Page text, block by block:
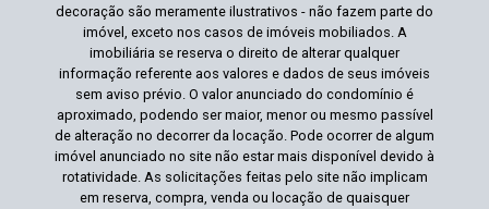
decoração são meramente ilustrativos - não fazem parte do
imóvel, exceto nos casos de imóveis mobiliados. A
imobiliária se reserva o direito de alterar qualquer
informação referente aos valores e dados de seus imóveis
sem aviso prévio. O valor anunciado do condomínio é
aproximado, podendo ser maior, menor ou mesmo passível
de alteração no decorrer da locação. Pode ocorrer de algum
imóvel anunciado no site não estar mais disponível devido à
rotatividade. As solicitações feitas pelo site não implicam
em reserva, compra, venda ou locação de quaisquer